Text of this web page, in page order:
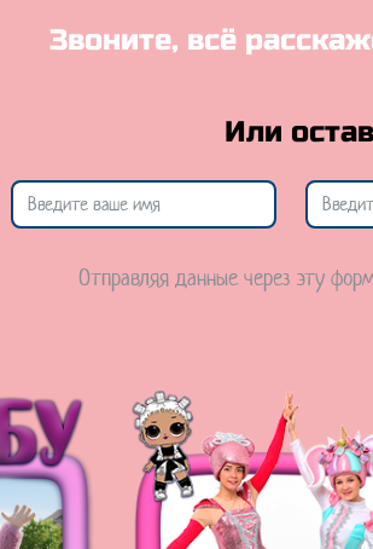
Звоните, всё
Или
Отправляя данные через эту